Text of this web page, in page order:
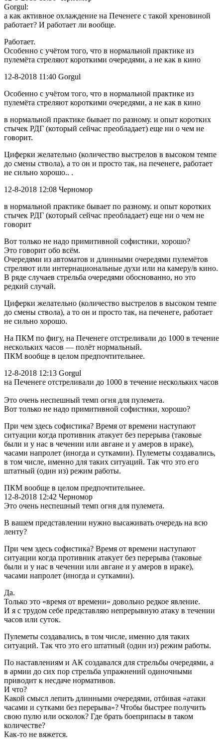
Gorgul:
а как активное охлаждение на Печенеге с такой хреновиной
работает? И работает ли вообще.
Работает.
Особенно с учётом того, что в нормальной практике из
пулемёта стреляют короткими очередями, а не как в кино
12-8-2018 11:40 Gorgul
Особенно с учётом того, что в нормальной практике из
пулемёта стреляют короткими очередями, а не как в кино
в нормальной практике бывает по разному. и опыт коротких
стычек РДГ (который сейчас преобладает) еще ни о чем не
говорит.
Циферки желательно (количество выстрелов в высоком темпе
до смены ствола), а то он и просто так, на печенеге, работает
не сильно хорошо.. .
12-8-2018 12:08 Черномор
в нормальной практике бывает по разному. и опыт коротких
стычек РДГ (который сейчас преобладает) еще ни о чем не
говорит
Вот только не надо примитивной софистики, хорошо?
Это говорит обо всём.
Очередями из автоматов и длинными очередями пулемётов
стреляют или интернациональные духи или на камеру/в кино.
В ряде случаев стрельба очередями обоснованно, но это
редкий случай.
Циферки желательно (количество выстрелов в высоком темпе
до смены ствола), а то он и просто так, на печенеге, работает
не сильно хорошо.
На ПКМ по фигу, на Печенеге отстреливали до 1000 в течение
нескольких часов — полёт нормальный.
ПКМ вообще в целом предпочтительнее.
12-8-2018 12:13 Gorgul
на Печенеге отстреливали до 1000 в течение нескольких часов
Это очень неспешный темп огня для пулемета.
Вот только не надо примитивной софистики, хорошо?
При чем здесь софистика? Время от времени наступают
ситуации когда противник атакует без перерыва (таковые
были и у нас в чечении или авгане и у амеров в ираке),
часами напролет (иногда и суткамии). Пулеметы создавались,
в том числе, именно для таких ситуаций. Так что это его
штатный (один из) режим работы.
ПКМ вообще в целом предпочтительнее.
12-8-2018 12:42 Черномор
Это очень неспешный темп огня для пулемета.
В вашем представлении нужно высаживать очередь на всю
ленту?
При чем здесь софистика? Время от времени наступают
ситуации когда противник атакует без перерыва (таковые
были и у нас в чечении или авгане и у амеров в ираке),
часами напролет (иногда и суткамии).
Да.
Только это «время от времени» довольно редкое явление.
И я с трудом себе представляю непрерывную атаку в течении
часов или суток.
Пулеметы создавались, в том числе, именно для таких
ситуаций. Так что это его штатный (один из) режим работы.
По наставлениям и АК создавался для стрельбы очередями, а
в армии до сих пор стрельба упражнений одиночными
приводит к несдаче нормативов.
И что?
Какой смысл лепить длинными очередями, отбивая «атаки
часами и сутками без перерыва»? Чтобы быстрее получить
свою пулю или осколок? Где брать боеприпасы в таком
количестве?
Как-то не вяжется.